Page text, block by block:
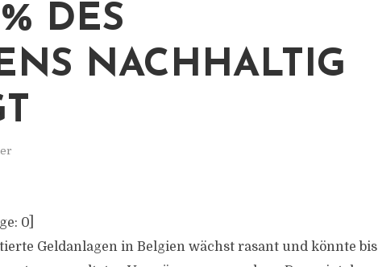
DES
NACHHALTIG
0
Geldanlagen in Belgien wächst rasant und könnte bis